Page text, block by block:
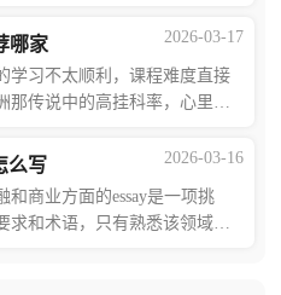
知道5000字的Essay怎2026-03-17
哪家
学习不太顺利，课程难度直接
传说中的高挂科率，心里头
导机构——海马课堂，让2026-03-16
么写
商业方面的essay是一项挑
和术语，只有熟悉该领域的